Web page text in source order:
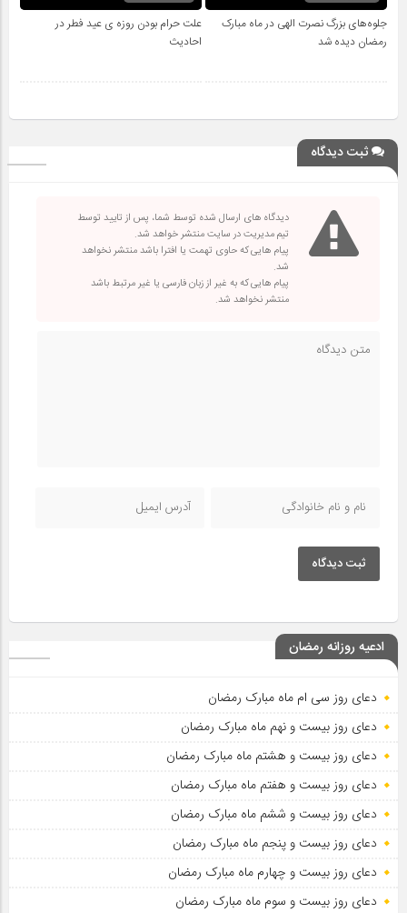
جلوه‌های بزرگ نصرت الهی در ماه مبارک
رمضان دیده شد
علت حرام بودن روزه ی عید فطر در
احادیث
ثبت دیدگاه
دیدگاه های ارسال شده توسط شما، پس از تایید توسط
تیم مدیریت در سایت منتشر خواهد شد.
پیام هایی که حاوی تهمت یا افترا باشد منتشر نخواهد
شد.
پیام هایی که به غیر از زبان فارسی یا غیر مرتبط باشد
منتشر نخواهد شد.
ثبت دیدگاه
ادعیه روزانه رمضان
دعای روز سی ام ماه مبارک رمضان
دعای روز بیست و نهم ماه مبارک رمضان
دعای روز بیست و هشتم ماه مبارک رمضان
دعای روز بیست و هفتم ماه مبارک رمضان
دعای روز بیست و ششم ماه مبارک رمضان
دعای روز بیست و پنجم ماه مبارک رمضان
دعای روز بیست و چهارم ماه مبارک رمضان
دعای روز بیست و سوم ماه مبارک رمضان